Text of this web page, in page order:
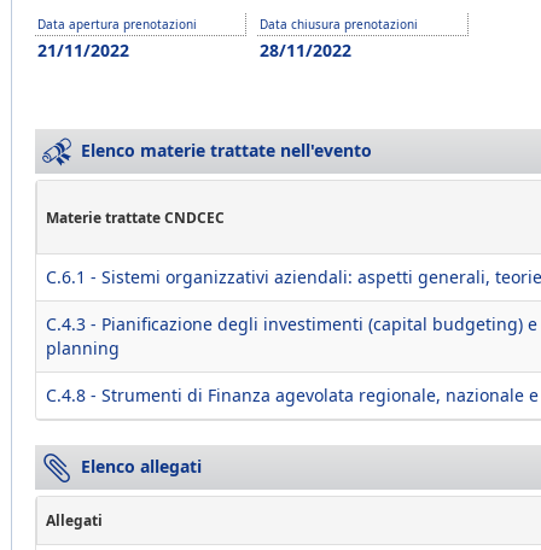
Data apertura prenotazioni
21/11/2022
Data chiusura prenotazioni
28/11/2022
Elenco materie trattate nell'evento
Materie trattate CNDCEC
C.6.1 - Sistemi organizzativi aziendali: aspetti generali,
C.4.3 - Pianificazione degli investimenti (capital budgeting)
planning
C.4.8 - Strumenti di Finanza agevolata regionale, nazionale
Elenco allegati
Allegati